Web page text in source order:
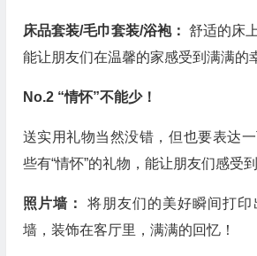
床品套装/毛巾套装/浴袍： 舒适的床
能让朋友们在温馨的家感受到满满的
No.2 “情怀”不能少！
送实用礼物当然没错，但也要表达
些有“情怀”的礼物，能让朋友们感受
照片墙： 将朋友们的美好瞬间打
墙，装饰在客厅里，满满的回忆！